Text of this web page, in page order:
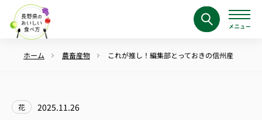
ホーム 農畜産物 これが推し！編集部とっておきの信州産
花 2025.11.26